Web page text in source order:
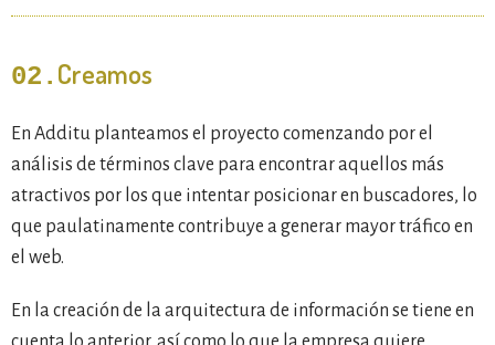
02. Creamos
En Additu planteamos el proyecto comenzando por el
análisis de términos clave para encontrar aquellos más
atractivos por los que intentar posicionar en buscadores, lo
que paulatinamente contribuye a generar mayor tráfico en
el web.
En la creación de la arquitectura de información se tiene en